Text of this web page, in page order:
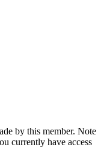
by this member. Note
currently have access